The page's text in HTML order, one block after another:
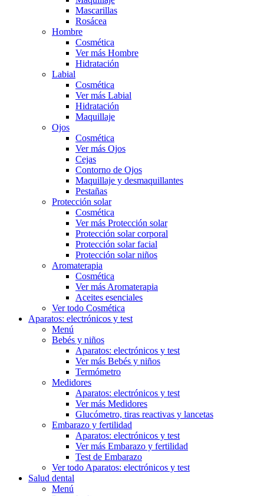
Mascarillas
Rosácea
Hombre
Cosmética
Ver más Hombre
Hidratación
Labial
Cosmética
Ver más Labial
Hidratación
Maquillaje
Ojos
Cosmética
Ver más Ojos
Cejas
Contorno de Ojos
Maquillaje y desmaquillantes
Pestañas
Protección solar
Cosmética
Ver más Protección solar
Protección solar corporal
Protección solar facial
Protección solar niños
Aromaterapia
Cosmética
Ver más Aromaterapia
Aceites esenciales
Ver todo Cosmética
Aparatos: electrónicos y test
Menú
Bebés y niños
Aparatos: electrónicos y test
Ver más Bebés y niños
Termómetro
Medidores
Aparatos: electrónicos y test
Ver más Medidores
Glucómetro, tiras reactivas y lancetas
Embarazo y fertilidad
Aparatos: electrónicos y test
Ver más Embarazo y fertilidad
Test de Embarazo
Ver todo Aparatos: electrónicos y test
Salud dental
Menú